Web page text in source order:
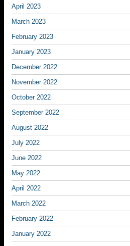
April 2023
March 2023
February 2023
January 2023
December 2022
November 2022
October 2022
September 2022
August 2022
July 2022
June 2022
May 2022
April 2022
March 2022
February 2022
January 2022